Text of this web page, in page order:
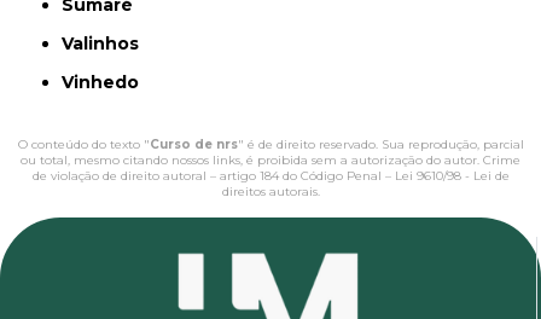
Sumaré
Valinhos
Vinhedo
O conteúdo do texto "Curso de nrs" é de direito reservado. Sua reprodução, parcial
ou total, mesmo citando nossos links, é proibida sem a autorização do autor. Crime
de violação de direito autoral – artigo 184 do Código Penal – Lei 9610/98 - Lei de
direitos autorais.